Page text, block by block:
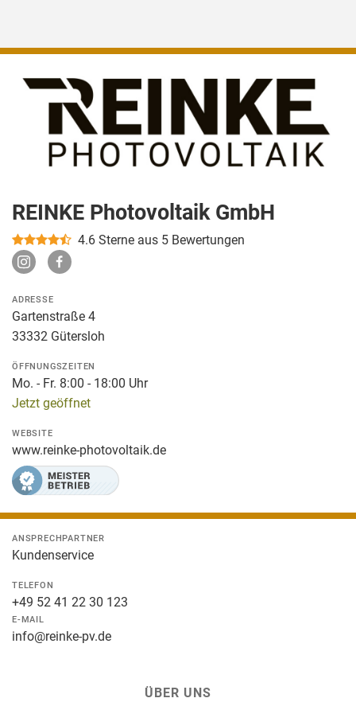
REINKE Photovoltaik GmbH
4.6 Sterne aus 5 Bewertungen
ADRESSE
Gartenstraße 4
33332 Gütersloh
ÖFFNUNGSZEITEN
Mo. - Fr. 8:00 - 18:00 Uhr
Jetzt geöffnet
WEBSITE
www.reinke-photovoltaik.de
ANSPRECHPARTNER
Kundenservice
TELEFON
+49 52 41 22 30 123
E-MAIL
info@reinke-pv.de
ÜBER UNS